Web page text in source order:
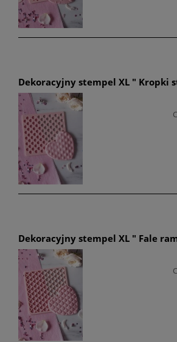
Dekoracyjny stempel XL " Kropki
Dekoracyjny stempel XL " Fale